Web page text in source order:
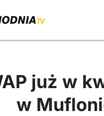
już w
w